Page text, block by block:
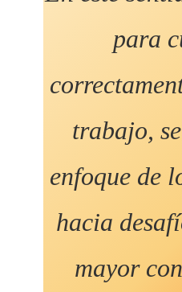
para
trabajo,
enfoque de
hacia
mayor